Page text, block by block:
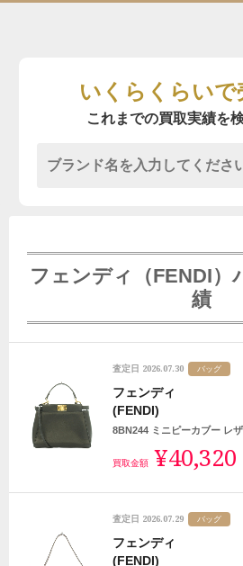
いくらくらいで
これまでの買取実績を
フェンディ（FENDI）
績
査定日 2026.07.30 バッグ
フェンディ
(FENDI)
8BN244 ミニピーカブー レ
買取金額 ¥40,320
査定日 2026.07.29 バッグ
フェンディ
(FENDI)